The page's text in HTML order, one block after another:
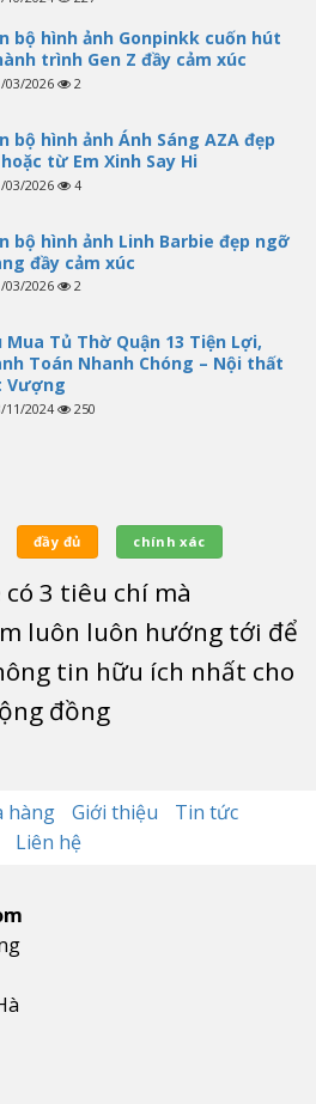
bộ hình ảnh Gonpinkk cuốn hút
trình Gen Z đầy cảm xúc
03/2026 2
bộ hình ảnh Ánh Sáng AZA đẹp
từ Em Xinh Say Hi
03/2026 4
bộ hình ảnh Linh Barbie đẹp ngỡ
đầy cảm xúc
03/2026 2
Mua Tủ Thờ Quận 13 Tiện Lợi,
Toán Nhanh Chóng – Nội thất
Vượng
11/2024 250
đầy đủ chính xác
3 tiêu chí mà
luôn luôn hướng tới để
tin hữu ích nhất cho
đồng
hàng Giới thiệu
Tin tức
Liên hệ